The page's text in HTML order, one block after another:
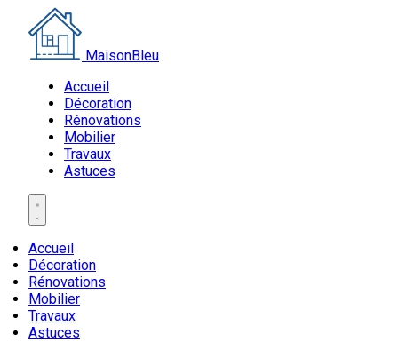
MaisonBleu
Accueil
Décoration
Rénovations
Mobilier
Travaux
Astuces
Accueil
Décoration
Rénovations
Mobilier
Travaux
Astuces